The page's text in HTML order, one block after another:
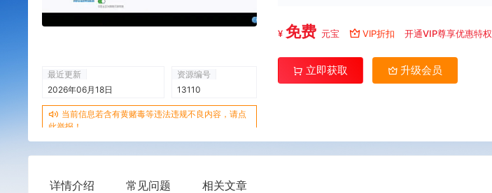
最近更新
2026年06月18日
资源编号
13110
当前信息若含有黄赌毒等违法违规不良内容，请点
此举报！
¥ 免费 元宝 VIP折扣 开通VIP尊享优惠特权
立即获取 升级会员
详情介绍 常见问题 相关文章